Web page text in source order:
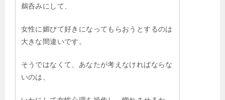
鵜呑みにして、
女性に媚びて好きになってもらおうとするのは
大きな間違いです。
そうではなくて、あなたが考えなければならな
いのは、